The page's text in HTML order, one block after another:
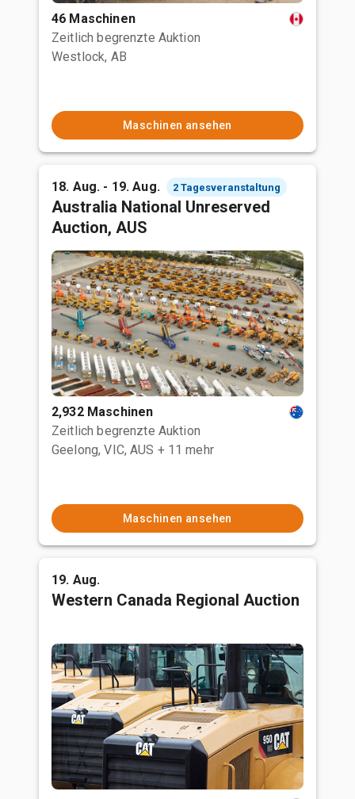
46 Maschinen
Zeitlich begrenzte Auktion
Westlock, AB
Maschinen ansehen
18. Aug. - 19. Aug. 2 Tagesveranstaltung
Australia National Unreserved
Auction, AUS
2,932 Maschinen
Zeitlich begrenzte Auktion
Geelong, VIC, AUS + 11 mehr
Maschinen ansehen
19. Aug.
Western Canada Regional Auction